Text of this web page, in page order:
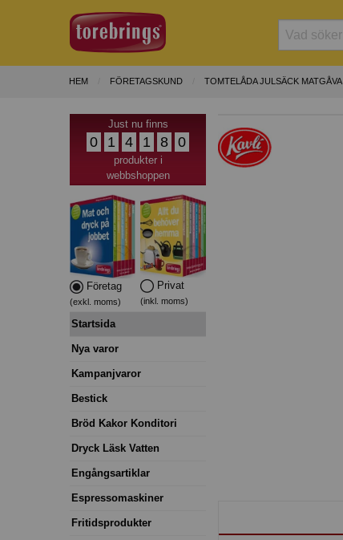
HEM FÖRETAGSKUND TOMTELÅDA JULSÄCK MATGÅVA
Just nu finns
0 1 4 1 8 0
produkter i
webbshoppen
Företag
(exkl. moms)
Privat
(inkl. moms)
Startsida
Nya varor
Kampanjvaror
Bestick
Bröd Kakor Konditori
Dryck Läsk Vatten
Engångsartiklar
Espressomaskiner
Fritidsprodukter